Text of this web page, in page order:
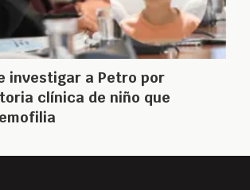
investigar a Petro por
clínica de niño que